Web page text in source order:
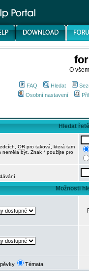
O
FAQ Hledat
Osobní nastavení
Hledat
OR pro taková, která tam
neměla být. Znak * použijte pro
Možnosti
Témata